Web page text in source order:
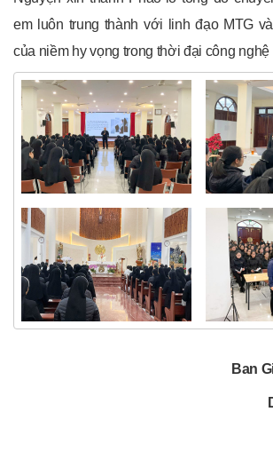
em luôn trung thành với linh đạo MTG
của niềm hy vọng trong thời đại công nghệ
Ban